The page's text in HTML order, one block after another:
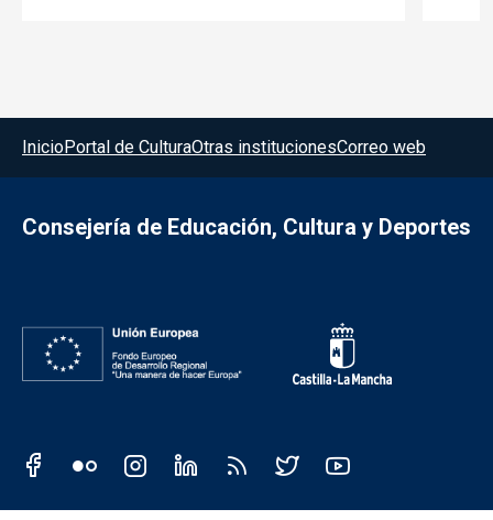
Menú del pie
InicioPortal de CulturaOtras institucionesCorreo web
Consejería de Educación, Cultura y Deportes
Redes sociales JCCM